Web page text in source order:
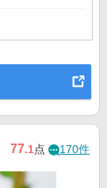
77.1点 170件